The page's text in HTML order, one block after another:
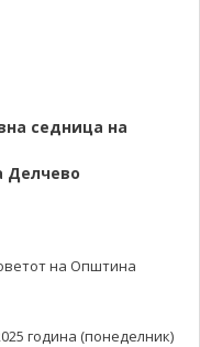
седница на
Делчево
на Општина
година (понеделник)